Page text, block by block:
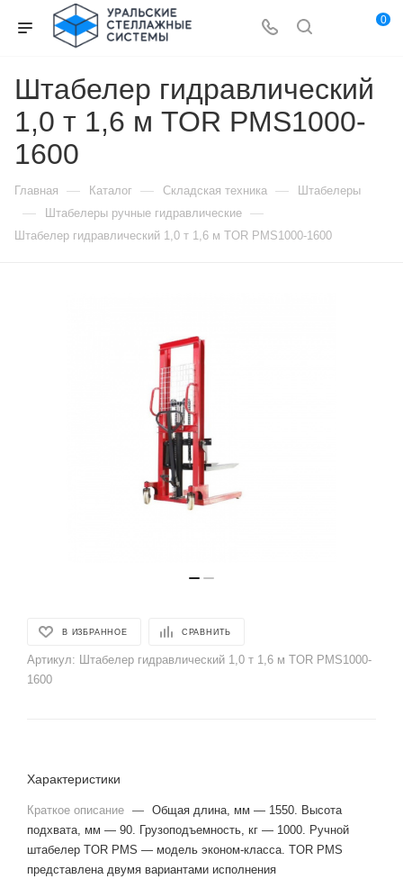
0
Штабелер гидравлический
1,0 т 1,6 м TOR PMS1000-
1600
Главная — Каталог — Складская техника — Штабелеры
— Штабелеры ручные гидравлические —
Штабелер гидравлический 1,0 т 1,6 м TOR PMS1000-1600
В ИЗБРАННОЕ СРАВНИТЬ
Артикул: Штабелер гидравлический 1,0 т 1,6 м TOR PMS1000-
1600
Характеристики
Краткое описание — Общая длина, мм — 1550. Высота
подхвата, мм — 90. Грузоподъемность, кг — 1000. Ручной
штабелер TOR PMS — модель эконом-класса. TOR PMS
представлена двумя вариантами исполнения